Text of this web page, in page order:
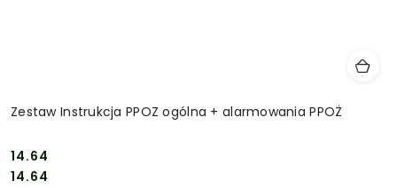
Zestaw Instrukcja PPOZ ogólna + alarmowania PPOŻ
Cena:
14.64
Cena:
14.64